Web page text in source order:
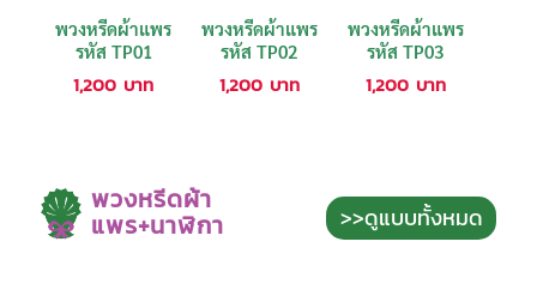
พวงหรีดผ้าแพร
รหัส TP01
1,200 บาท
พวงหรีดผ้าแพร
รหัส TP02
1,200 บาท
พวงหรีดผ้าแพร
รหัส TP03
1,200 บาท
พวงหรีดผ้า
แพร+นาฬิกา >>ดูแบบทั้งหมด